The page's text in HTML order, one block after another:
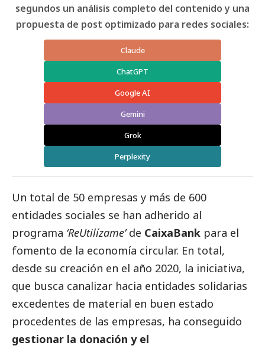
segundos un análisis completo del contenido y una
propuesta de post optimizado para redes sociales:
Claude
ChatGPT
Google AI
Gemini
Grok
Perplexity
Un total de 50 empresas y más de 600
entidades sociales se han adherido al
programa ‘ReUtilízame’de CaixaBank para el
fomento de la economía circular. En total,
desde su creación en el año 2020, la iniciativa,
que busca canalizar hacia entidades solidarias
excedentes de material en buen estado
procedentes de las empresas, ha conseguido
gestionar la donación y el